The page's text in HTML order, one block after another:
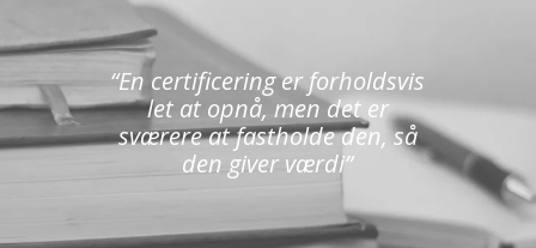
“En certificering er forholdsvis
let at opnå, men det er
sværere at fastholde den, så
den giver værdi”